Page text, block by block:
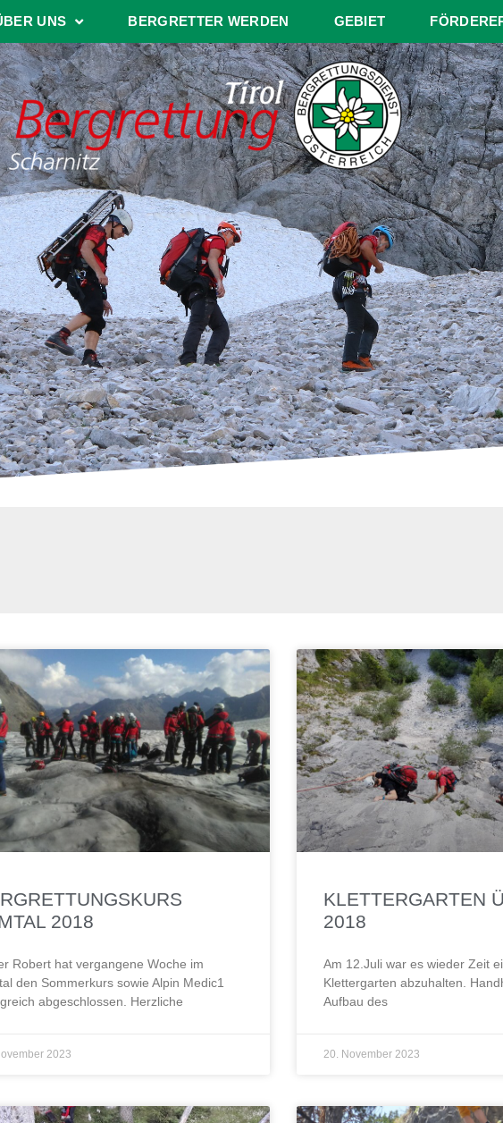
UNS BERGRETTER WERDEN GEBIET
2018
Robert hat vergangene Woche im
den Sommerkurs sowie Alpin Medic1
abgeschlossen. Herzliche
2023
KLETTERGARTEN
2018
Am 12.Juli war es wieder Zeit
Klettergarten abzuhalten.
Aufbau des
20. November 2023